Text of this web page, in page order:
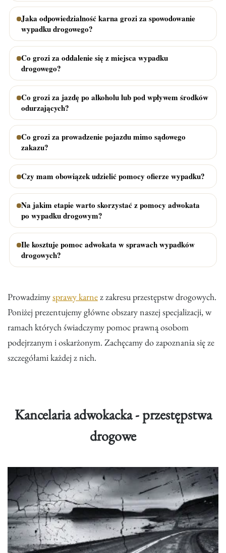
Jaka odpowiedzialność karna grozi za spowodowanie
wypadku drogowego?
Co grozi za oddalenie się z miejsca wypadku
drogowego?
Co grozi za jazdę po alkoholu lub pod wpływem środków
odurzających?
Co grozi za prowadzenie pojazdu mimo sądowego
zakazu?
Czy mam obowiązek udzielić pomocy ofierze wypadku?
Na jakim etapie warto skorzystać z pomocy adwokata
po wypadku drogowym?
Ile kosztuje pomoc adwokata w sprawach wypadków
drogowych?
Prowadzimysprawy karnez zakresu przestępstw drogowych.
Poniżej prezentujemy główne obszary naszej specjalizacji, w
ramach których świadczymy pomoc prawną osobom
podejrzanym i oskarżonym. Zachęcamy do zapoznania się ze
szczegółami każdej z nich.
Kancelaria adwokacka - przestępstwa
drogowe